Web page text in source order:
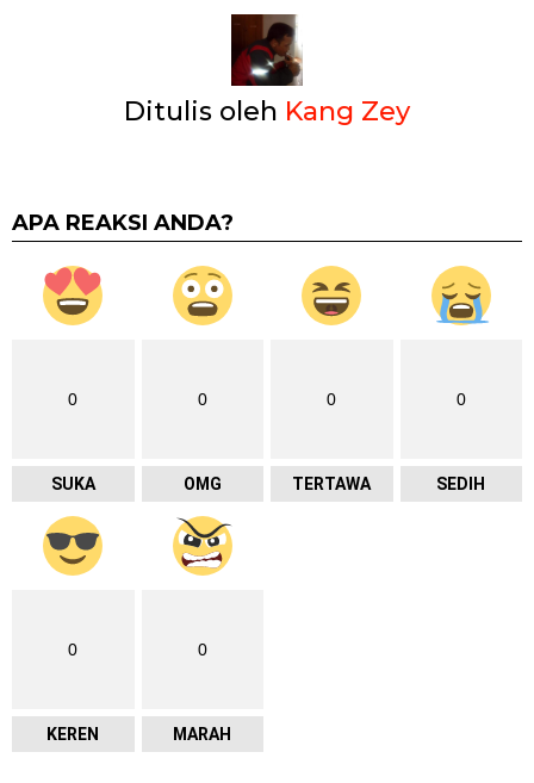
Ditulis oleh Kang Zey
APA REAKSI ANDA?
0
SUKA
0
OMG
0
TERTAWA
0
SEDIH
0
KEREN
0
MARAH